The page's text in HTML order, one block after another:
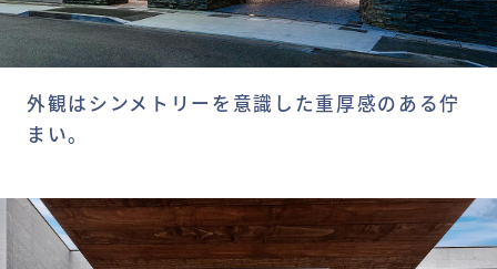
外観はシンメトリーを意識した重厚感のある佇
まい。